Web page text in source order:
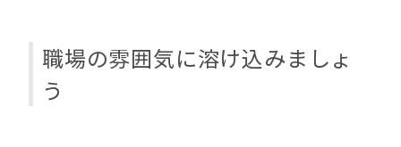
職場の雰囲気に溶け込みましょ
う